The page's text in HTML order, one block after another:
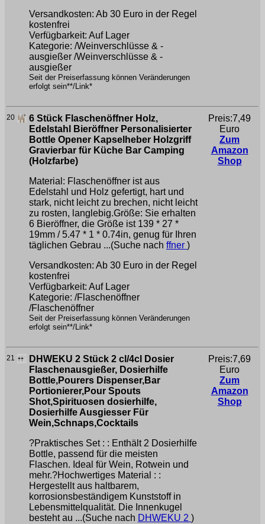
Versandkosten: Ab 30 Euro in der Regel
kostenfrei
Verfügbarkeit: Auf Lager
Kategorie: /Weinverschlüsse & -
ausgießer /Weinverschlüsse & -
ausgießer
Seit der Preiserfassung können Veränderungen
erfolgt sein**/Link*
20
6 Stück Flaschenöffner Holz,
Edelstahl Bieröffner Personalisierter
Bottle Opener Kapselheber Holzgriff
Gravierbar für Küche Bar Camping
(Holzfarbe)
Material: Flaschenöffner ist aus
Edelstahl und Holz gefertigt, hart und
stark, nicht leicht zu brechen, nicht leicht
zu rosten, langlebig.Größe: Sie erhalten
6 Bieröffner, die Größe ist 139 * 27 *
19mm / 5.47 * 1 * 0.74in, genug für Ihren
täglichen Gebrau ...(Suche nach ffner )
Versandkosten: Ab 30 Euro in der Regel
kostenfrei
Verfügbarkeit: Auf Lager
Kategorie: /Flaschenöffner
/Flaschenöffner
Seit der Preiserfassung können Veränderungen
erfolgt sein**/Link*
Preis:7,49
Euro
Zum
Amazon
Shop
21
DHWEKU 2 Stück 2 cl/4cl Dosier
Flaschenausgießer, Dosierhilfe
Bottle,Pourers Dispenser,Bar
Portionierer,Pour Spouts
Shot,Spirituosen dosierhilfe,
Dosierhilfe Ausgiesser Für
Wein,Schnaps,Cocktails
?Praktisches Set : : Enthält 2 Dosierhilfe
Bottle, passend für die meisten
Flaschen. Ideal für Wein, Rotwein und
mehr.?Hochwertiges Material : :
Hergestellt aus haltbarem,
korrosionsbeständigem Kunststoff in
Lebensmittelqualität. Die Innenkugel
besteht au ...(Suche nach DHWEKU 2 )
Preis:7,69
Euro
Zum
Amazon
Shop